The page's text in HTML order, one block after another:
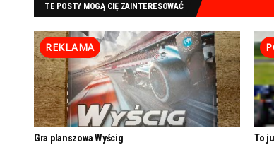
TE POSTY MOGĄ CIĘ ZAINTERESOWAĆ
REKLAMA
Gra planszowa Wyścig
To